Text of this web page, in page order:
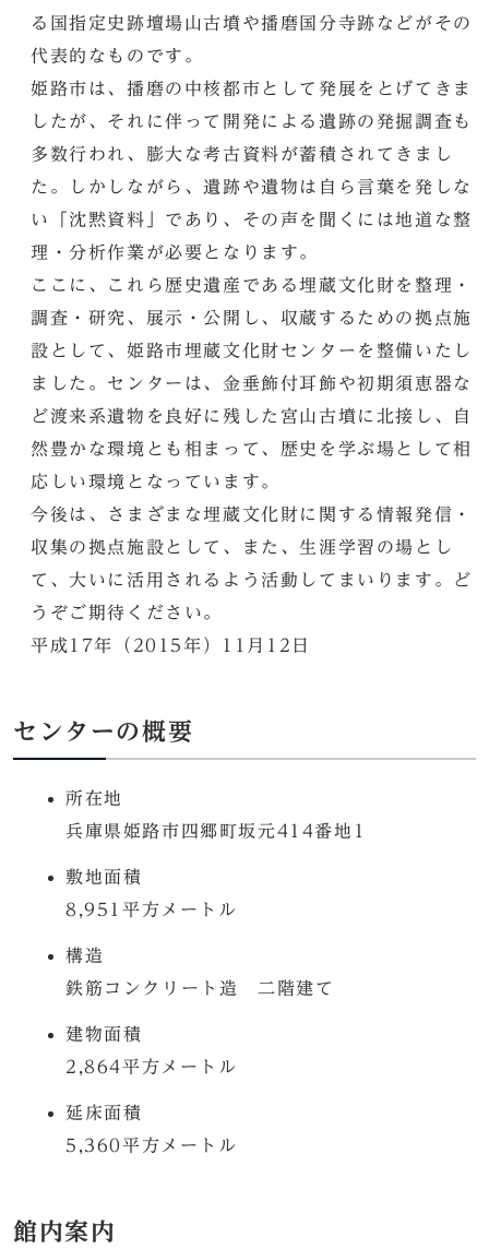
る国指定史跡壇場山古墳や播磨国分寺跡などがその
代表的なものです。
姫路市は、播磨の中核都市として発展をとげてきま
したが、それに伴って開発による遺跡の発掘調査も
多数行われ、膨大な考古資料が蓄積されてきまし
た。しかしながら、遺跡や遺物は自ら言葉を発しな
い「沈黙資料」であり、その声を聞くには地道な整
理・分析作業が必要となります。
ここに、これら歴史遺産である埋蔵文化財を整理・
調査・研究、展示・公開し、収蔵するための拠点施
設として、姫路市埋蔵文化財センターを整備いたし
ました。センターは、金垂飾付耳飾や初期須恵器な
ど渡来系遺物を良好に残した宮山古墳に北接し、自
然豊かな環境とも相まって、歴史を学ぶ場として相
応しい環境となっています。
今後は、さまざまな埋蔵文化財に関する情報発信・
収集の拠点施設として、また、生涯学習の場とし
て、大いに活用されるよう活動してまいります。ど
うぞご期待ください。
平成17年（2015年）11月12日
センターの概要
所在地
兵庫県姫路市四郷町坂元414番地1
敷地面積
8,951平方メートル
構造
鉄筋コンクリート造 二階建て
建物面積
2,864平方メートル
延床面積
5,360平方メートル
館内案内